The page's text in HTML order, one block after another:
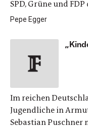
SPD, Grüne und FDP
Pepe Egger
Im reichen
Jugendliche in
Sebastian